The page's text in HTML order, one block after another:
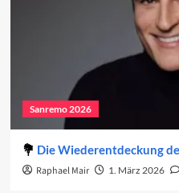
Sanremo 2026
Die Wiederentdeckung
Raphael Mair 1. März 2026